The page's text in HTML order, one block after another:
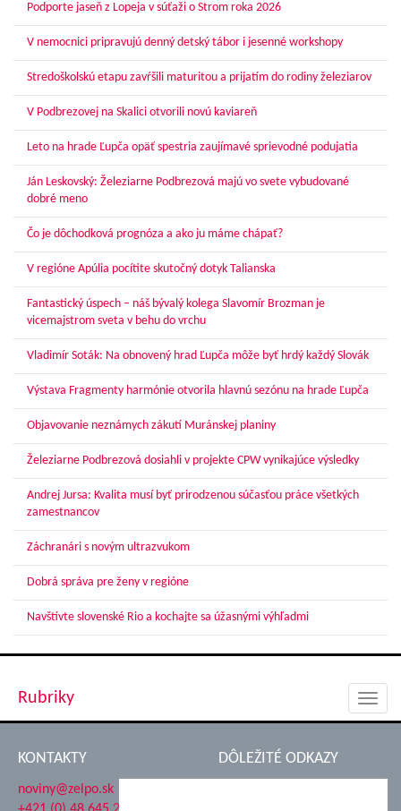
Podporte jaseň z Lopeja v súťaži o Strom roka 2026
V nemocnici pripravujú denný detský tábor i jesenné workshopy
Stredoškolskú etapu zavŕšili maturitou a prijatím do rodiny železiarov
V Podbrezovej na Skalici otvorili novú kaviareň
Leto na hrade Ľupča opäť spestria zaujímavé sprievodné podujatia
Ján Leskovský: Železiarne Podbrezová majú vo svete vybudované
dobré meno
Čo je dôchodková prognóza a ako ju máme chápať?
V regióne Apúlia pocítite skutočný dotyk Talianska
Fantastický úspech – náš bývalý kolega Slavomír Brozman je
vicemajstrom sveta v behu do vrchu
Vladimír Soták: Na obnovený hrad Ľupča môže byť hrdý každý Slovák
Výstava Fragmenty harmónie otvorila hlavnú sezónu na hrade Ľupča
Objavovanie neznámych zákutí Muránskej planiny
Železiarne Podbrezová dosiahli v projekte CPW vynikajúce výsledky
Andrej Jursa: Kvalita musí byť prirodzenou súčasťou práce všetkých
zamestnancov
Záchranári s novým ultrazvukom
Dobrá správa pre ženy v regióne
Navštívte slovenské Rio a kochajte sa úžasnými výhľadmi
Rubriky
KONTAKTY
noviny@zelpo.sk
DÔLEŽITÉ ODKAZY